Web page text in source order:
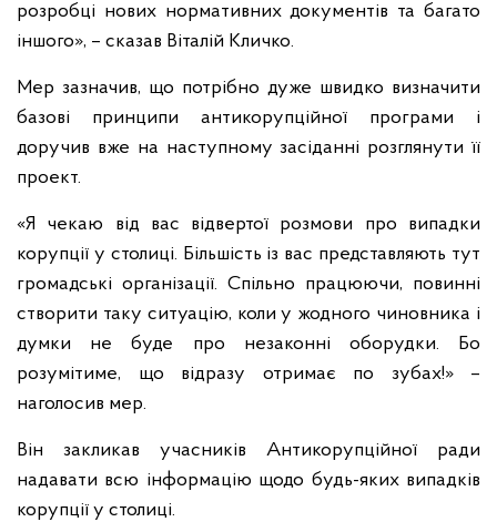
розробці нових нормативних документів та багато
іншого», – сказав Віталій Кличко.
Мер зазначив, що потрібно дуже швидко визначити
базові принципи антикорупційної програми і
доручив вже на наступному засіданні розглянути її
проект.
«Я чекаю від вас відвертої розмови про випадки
корупції у столиці. Більшість із вас представляють тут
громадські організації. Спільно працюючи, повинні
створити таку ситуацію, коли у жодного чиновника і
думки не буде про незаконні оборудки. Бо
розумітиме, що відразу отримає по зубах!» –
наголосив мер.
Він закликав учасників Антикорупційної ради
надавати всю інформацію щодо будь-яких випадків
корупції у столиці.